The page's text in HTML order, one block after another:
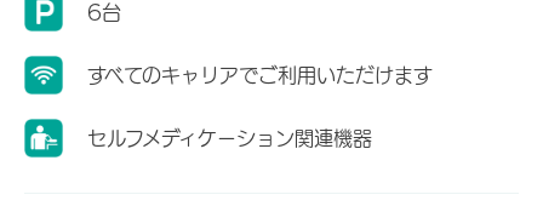
6台
すべてのキャリアでご利用いただけます
セルフメディケーション関連機器